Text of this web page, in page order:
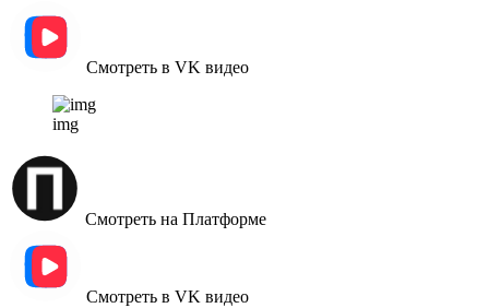
Смотреть в VK видео
img
Смотреть на Платформе
Смотреть в VK видео